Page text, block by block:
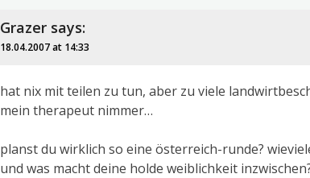
Grazer says:
18.04.2007 at 14:33
hat nix mit teilen zu tun, aber zu viele
mein therapeut nimmer…
planst du wirklich so eine österreich-runde?
und was macht deine holde weiblichkeit